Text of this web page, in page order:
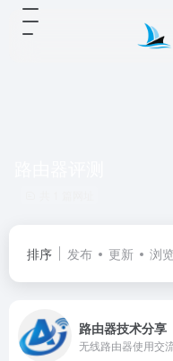
排序 发布 更新 浏
路由器技术分享